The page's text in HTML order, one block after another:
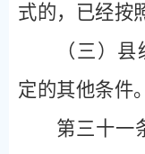
式的，已经按
（三）
定的其他条件。
第三十一